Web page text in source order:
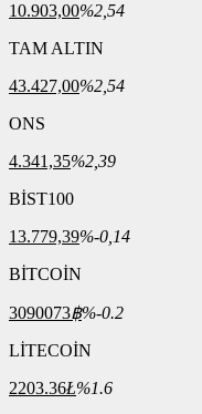
10.903,00%2,54
TAM ALTIN
43.427,00%2,54
ONS
4.341,35%2,39
BİST100
13.779,39%-0,14
BİTCOİN
3090073฿%-0.2
LİTECOİN
2203.36Ł%1.6